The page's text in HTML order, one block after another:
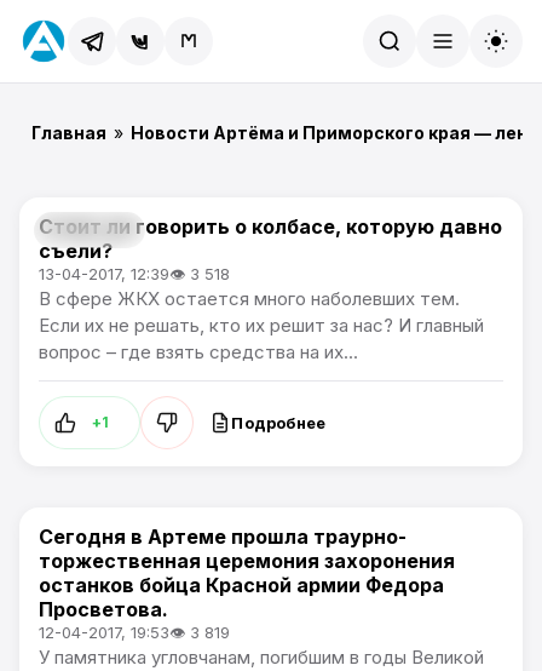
Главная » Новости Артёма и Приморского края —
Общество
Стоит ли говорить о колбасе, которую давно
съели?
13-04-2017, 12:39👁 3 518
В сфере ЖКХ остается много наболевших тем.
Если их не решать, кто их решит за нас? И главный
вопрос – где взять средства на их...
+1 Подробнее
Общество
Сегодня в Артеме прошла траурно-
торжественная церемония захоронения
останков бойца Красной армии Федора
Просветова.
12-04-2017, 19:53👁 3 819
У памятника угловчанам, погибшим в годы Великой